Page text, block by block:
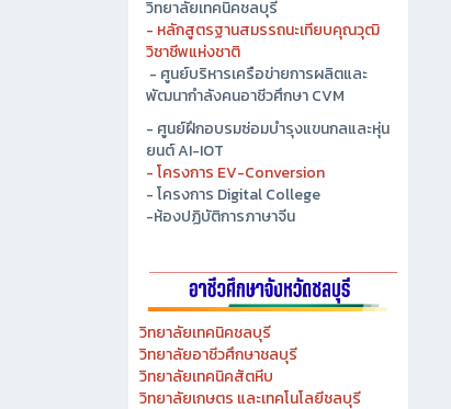
- ศูนย์ปัญญาประดิษฐ์เพื่ออุตสาหกรรม
วิทยาลัยเทคนิคชลบุรี
- หลักสูตรฐานสมรรถนะเทียบคุณวุฒิ
วิชาชีพแห่งชาติ
- ศูนย์บริหารเครือข่ายการผลิตและ
พัฒนากำลังคนอาชีวศึกษา CVM
- ศูนย์ฝึกอบรมซ่อมบำรุงแขนกลและหุ่น
- โครงการ Digital College
-ห้องปฏิบัติการภาษาจีน